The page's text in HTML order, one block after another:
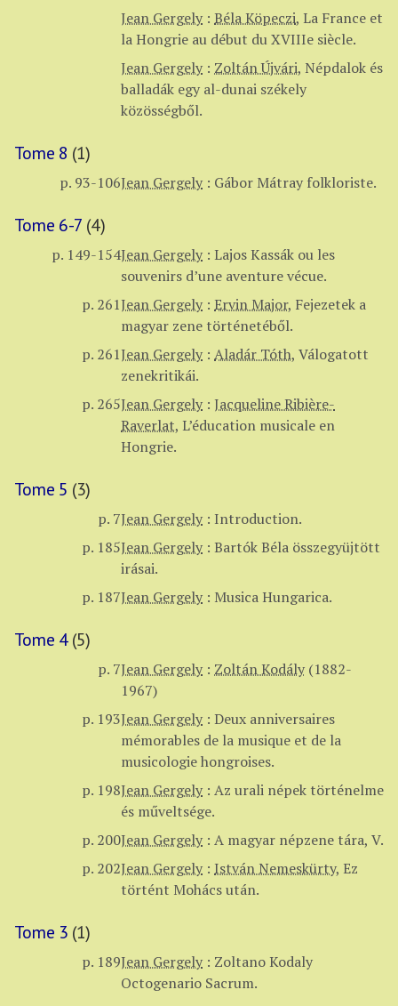
Jean Gergely : Béla Köpeczi, La France et
la Hongrie au début du XVIIIe siècle.
Jean Gergely : Zoltán Újvári, Népdalok és
balladák egy al-dunai székely
közösségből.
Tome 8 (1)
p. 93-106Jean Gergely : Gábor Mátray folkloriste.
Tome 6-7 (4)
p. 149-154Jean Gergely : Lajos Kassák ou les
souvenirs d’une aventure vécue.
p. 261Jean Gergely : Ervin Major, Fejezetek a
magyar zene történetéből.
p. 261Jean Gergely : Aladár Tóth, Válogatott
zenekritikái.
p. 265Jean Gergely : Jacqueline Ribière-
Raverlat, L’éducation musicale en
Hongrie.
Tome 5 (3)
p. 7Jean Gergely : Introduction.
p. 185Jean Gergely : Bartók Béla összegyüjtött
irásai.
p. 187Jean Gergely : Musica Hungarica.
Tome 4(5)
p. 7Jean Gergely : Zoltán Kodály (1882-
1967)
p. 193Jean Gergely : Deux anniversaires
mémorables de la musique et de la
musicologie hongroises.
p. 198Jean Gergely : Az urali népek történelme
és műveltsége.
p. 200Jean Gergely : A magyar népzene tára, V.
p. 202Jean Gergely : István Nemeskürty, Ez
történt Mohács után.
Tome 3 (1)
p. 189Jean Gergely : Zoltano Kodaly
Octogenario Sacrum.